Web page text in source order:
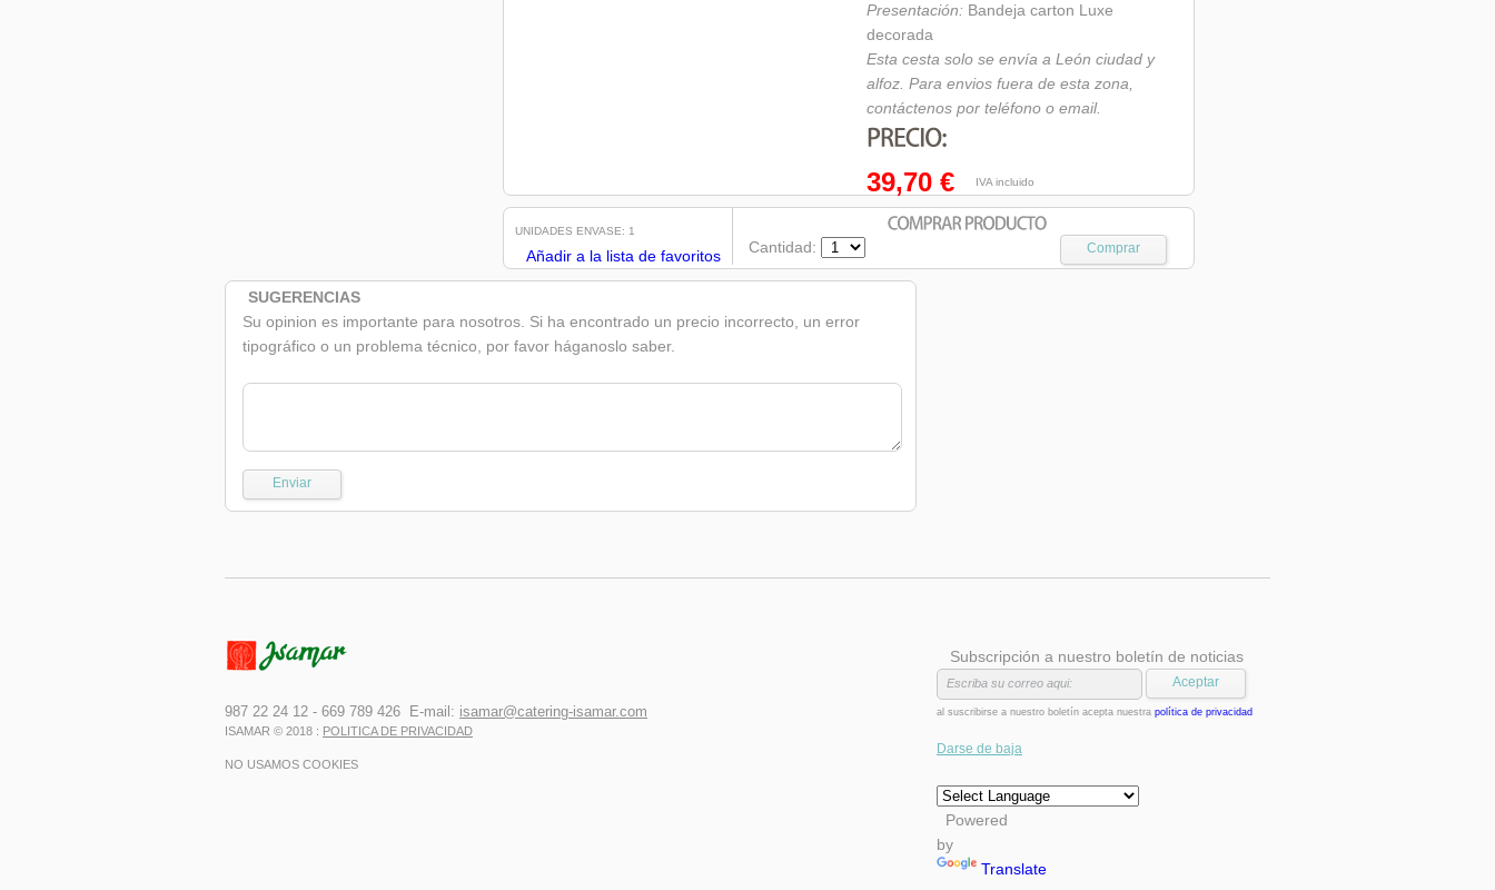
Presentación: Bandeja carton Luxe
decorada
Esta cesta solo se envía a León ciudad y
alfoz. Para envios fuera de esta zona,
contáctenos por teléfono o email.
39,70 € IVA incluido
UNIDADES ENVASE: 1
Añadir a la lista de favoritos Cantidad:
SUGERENCIAS
Su opinion es importante para nosotros. Si ha encontrado un precio incorrecto, un error
tipográfico o un problema técnico, por favor háganoslo saber.
987 22 24 12 - 669 789 426 E-mail: isamar@catering-isamar.com
ISAMAR © 2018 : POLITICA DE PRIVACIDAD
NO USAMOS COOKIES
Subscripción a nuestro boletín de noticias
al suscribirse a nuestro boletín acepta nuestra política de privacidad
Darse de baja
Powered
by
Translate